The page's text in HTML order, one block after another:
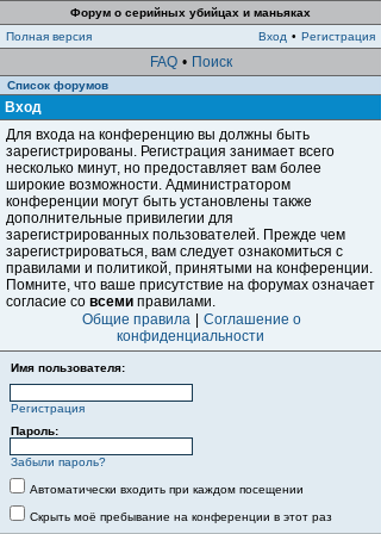
Форум о серийных убийцах и маньяках
Полная версия
Вход • Регистрация
FAQ • Поиск
Список форумов
Вход
Для входа на конференцию вы должны быть
зарегистрированы. Регистрация занимает всего
несколько минут, но предоставляет вам более
широкие возможности. Администратором
конференции могут быть установлены также
дополнительные привилегии для
зарегистрированных пользователей. Прежде чем
зарегистрироваться, вам следует ознакомиться с
правилами и политикой, принятыми на конференции.
Помните, что ваше присутствие на форумах означает
согласие со всеми правилами.
Общие правила
Соглашение о
конфиденциальности
Имя пользователя:
Регистрация
Пароль:
Забыли пароль?
Автоматически входить при каждом посещении
Скрыть моё пребывание на конференции в этот раз